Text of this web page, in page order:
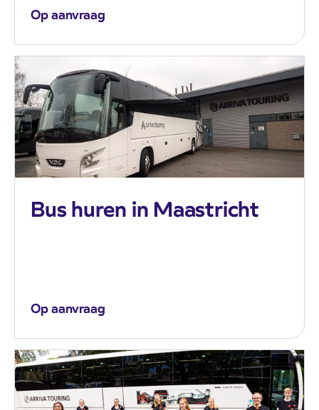
Op aanvraag
Bus huren in Maastricht
Op aanvraag